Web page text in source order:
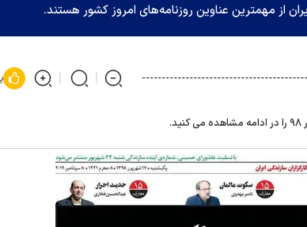
از مهمترین عناوین روزنامه‌های امروز کشور هستند.